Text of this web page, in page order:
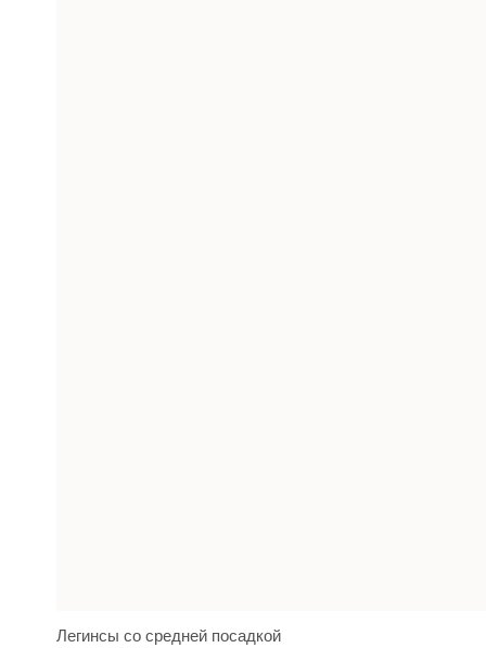
Легинсы со средней посадкой